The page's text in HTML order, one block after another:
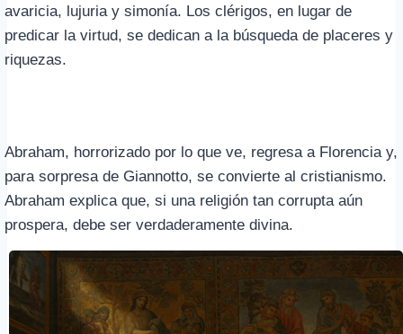
avaricia, lujuria y simonía. Los clérigos, en lugar de
predicar la virtud, se dedican a la búsqueda de placeres y
riquezas.
Abraham, horrorizado por lo que ve, regresa a Florencia y,
para sorpresa de Giannotto, se convierte al cristianismo.
Abraham explica que, si una religión tan corrupta aún
prospera, debe ser verdaderamente divina.